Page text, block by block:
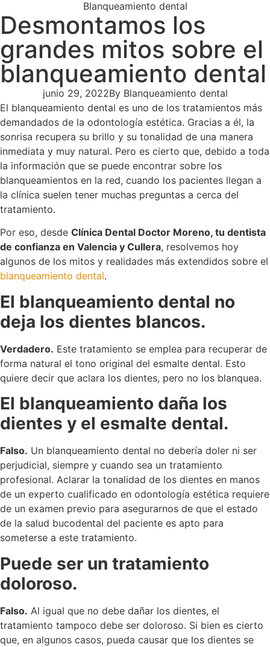
Blanqueamiento dental
Desmontamos los
grandes mitos sobre el
blanqueamiento dental
junio 29, 2022By Blanqueamiento dental
El blanqueamiento dental es uno de los tratamientos más
demandados de la odontología estética. Gracias a él, la
sonrisa recupera su brillo y su tonalidad de una manera
inmediata y muy natural. Pero es cierto que, debido a toda
la información que se puede encontrar sobre los
blanqueamientos en la red, cuando los pacientes llegan a
la clínica suelen tener muchas preguntas a cerca del
tratamiento.
Por eso, desde Clínica Dental Doctor Moreno, tu dentista
de confianza en Valencia y Cullera, resolvemos hoy
algunos de los mitos y realidades más extendidos sobre el
blanqueamiento dental.
El blanqueamiento dental no
deja los dientes blancos.
Verdadero. Este tratamiento se emplea para recuperar de
forma natural el tono original del esmalte dental. Esto
quiere decir que aclara los dientes, pero no los blanquea.
El blanqueamiento daña los
dientes y el esmalte dental.
Falso. Un blanqueamiento dental no debería doler ni ser
perjudicial, siempre y cuando sea un tratamiento
profesional. Aclarar la tonalidad de los dientes en manos
de un experto cualificado en odontología estética requiere
de un examen previo para asegurarnos de que el estado
de la salud bucodental del paciente es apto para
someterse a este tratamiento.
Puede ser un tratamiento
doloroso.
Falso. Al igual que no debe dañar los dientes, el
tratamiento tampoco debe ser doloroso. Si bien es cierto
que, en algunos casos, pueda causar que los dientes se